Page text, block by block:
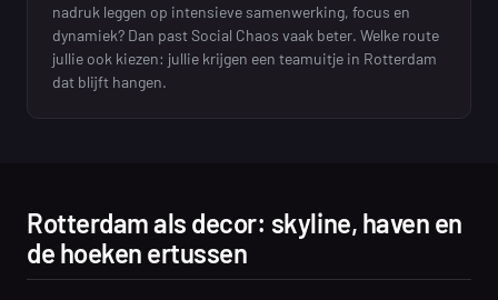
nadruk leggen op intensieve samenwerking, focus en
dynamiek? Dan past Social Chaos vaak beter. Welke route
jullie ook kiezen: jullie krijgen een teamuitje in Rotterdam
dat blijft hangen.
Rotterdam als decor: skyline, haven en
de hoeken ertussen